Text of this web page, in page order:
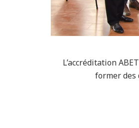
L’accréditation
former des